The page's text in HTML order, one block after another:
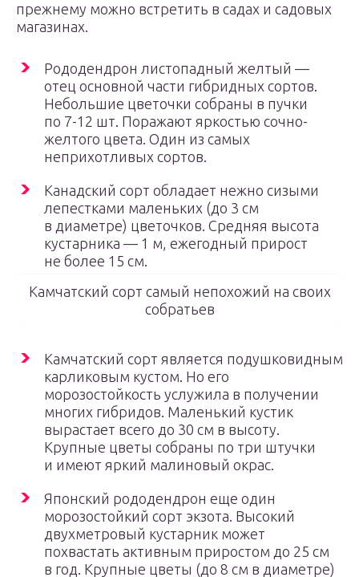
прежнему можно встретить в садах и садовых
магазинах.
Рододендрон листопадный желтый —
отец основной части гибридных сортов.
Небольшие цветочки собраны в пучки
по 7-12 шт. Поражают яркостью сочно-
желтого цвета. Один из самых
неприхотливых сортов.
Канадский сорт обладает нежно сизыми
лепестками маленьких (до 3 см
в диаметре) цветочков. Средняя высота
кустарника — 1 м, ежегодный прирост
не более 15 см.
Камчатский сорт самый непохожий на своих
собратьев
Камчатский сорт является подушковидным
карликовым кустом. Но его
морозостойкость услужила в получении
многих гибридов. Маленький кустик
вырастает всего до 30 см в высоту.
Крупные цветы собраны по три штучки
и имеют яркий малиновый окрас.
Японский рододендрон еще один
морозостойкий сорт экзота. Высокий
двухметровый кустарник может
похвастать активным приростом до 25 см
в год. Крупные цветы (до 8 см в диаметре)